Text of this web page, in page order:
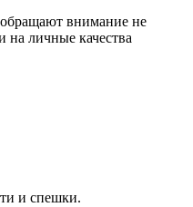
внимание не
на личные качества
и спешки.